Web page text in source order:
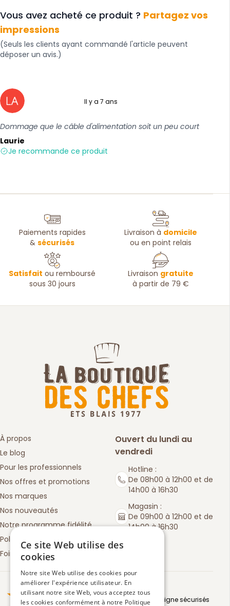
Vous avez acheté ce produit ? Partagez vos
impressions
(Seuls les clients ayant commandé l'article peuvent
déposer un avis.)
Il y a 7 ans
Dommage que le câble d'alimentation soit un peu court
Laurie
Je recommande ce produit
Paiements rapides
&sécurisés
Livraison à domicile
ou en point relais
Satisfait ou remboursé
sous 30 jours
Livraison gratuite
à partir de 79 €
À propos
Le blog
Pour les professionnels
Nos offres et promotions
Nos marques
Nos nouveautés
Notre programme fidélité
Politique de retours
Foire aux questions
Ouvert du lundi au
vendredi
Hotline :
De 08h00 à 12h00 et de
14h00 à 16h30
Magasin :
De 09h00 à 12h00 et de
14h00 à 16h30
Truspilot : La Boutique des chefs
Moyens de paiement en ligne sécurisés
Ce site Web utilise des
cookies
Notre site Web utilise des cookies pour
améliorer l'expérience utilisateur. En
utilisant notre site Web, vous acceptez tous
les cookies conformément à notre Politique